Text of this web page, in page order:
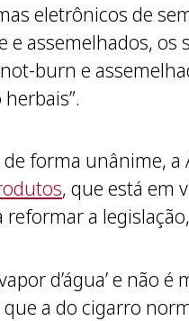
eletrônicos de
e assemelhados,
burn e
forma unânime,
, que está em
a
d’água’ e
a do cigarro